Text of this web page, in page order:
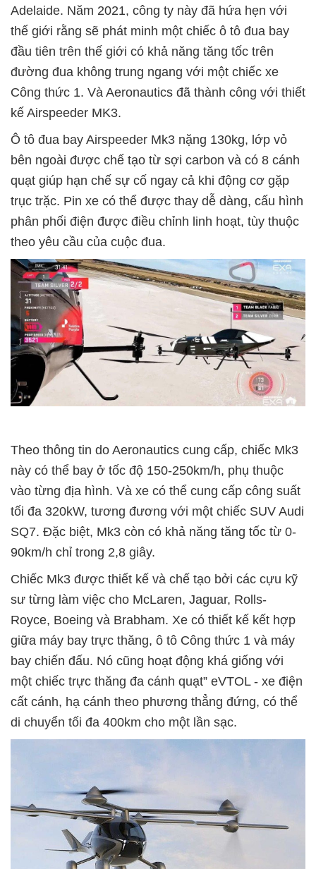
Adelaide. Năm 2021, công ty này đã hứa hẹn với
thế giới rằng sẽ phát minh một chiếc ô tô đua bay
đầu tiên trên thế giới có khả năng tăng tốc trên
đường đua không trung ngang với một chiếc xe
Công thức 1. Và Aeronautics đã thành công với thiết
kế Airspeeder MK3.
Ô tô đua bay Airspeeder Mk3 nặng 130kg, lớp vỏ
bên ngoài được chế tạo từ sợi carbon và có 8 cánh
quạt giúp hạn chế sự cố ngay cả khi động cơ gặp
trục trặc. Pin xe có thể được thay dễ dàng, cấu hình
phân phối điện được điều chỉnh linh hoạt, tùy thuộc
theo yêu cầu của cuộc đua.
Theo thông tin do Aeronautics cung cấp, chiếc Mk3
này có thể bay ở tốc độ 150-250km/h, phụ thuộc
vào từng địa hình. Và xe có thể cung cấp công suất
tối đa 320kW, tương đương với một chiếc SUV Audi
SQ7. Đặc biệt, Mk3 còn có khả năng tăng tốc từ 0-
90km/h chỉ trong 2,8 giây.
Chiếc Mk3 được thiết kế và chế tạo bởi các cựu kỹ
sư từng làm việc cho McLaren, Jaguar, Rolls-
Royce, Boeing và Brabham. Xe có thiết kế kết hợp
giữa máy bay trực thăng, ô tô Công thức 1 và máy
bay chiến đấu. Nó cũng hoạt động khá giống với
một chiếc trực thăng đa cánh quạt” eVTOL - xe điện
cất cánh, hạ cánh theo phương thẳng đứng, có thể
di chuyển tối đa 400km cho một lần sạc.